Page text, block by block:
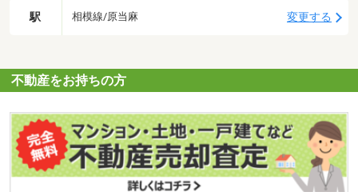
駅 相模線/原当麻 変更する
不動産をお持ちの方